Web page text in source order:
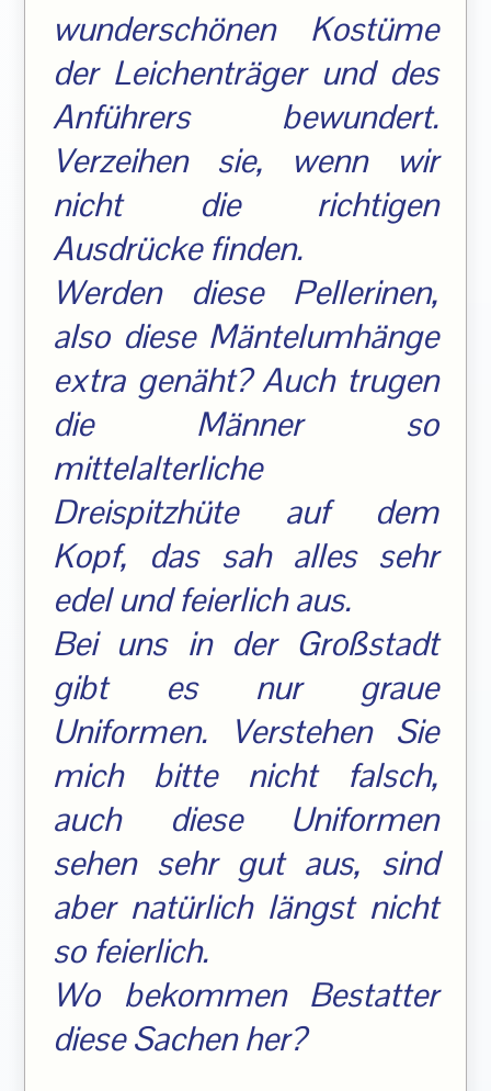
wunderschönen Kostüme
der Leichenträger und des
Anführers bewundert.
Verzeihen sie, wenn wir
nicht die richtigen
Ausdrücke finden.
Werden diese Pellerinen,
also diese Mäntelumhänge
extra genäht? Auch trugen
die Männer so
mittelalterliche
Dreispitzhüte auf dem
Kopf, das sah alles sehr
edel und feierlich aus.
Bei uns in der Großstadt
gibt es nur graue
Uniformen. Verstehen Sie
mich bitte nicht falsch,
auch diese Uniformen
sehen sehr gut aus, sind
aber natürlich längst nicht
so feierlich.
Wo bekommen Bestatter
diese Sachen her?